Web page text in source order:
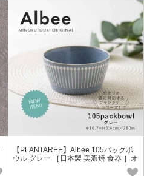
【PLANTAREE】Albee 105パックボ
ウル グレー ［日本製 美濃焼 食器 ］オ